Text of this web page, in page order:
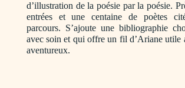
d’illustration de la poésie par la poésie.
entrées et une centaine de poètes
parcours. S’ajoute une bibliographie
avec soin et qui offre un fil d’Ariane utile
aventureux.